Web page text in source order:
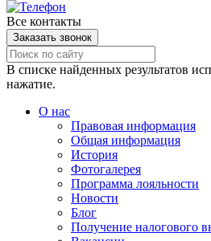
Все контакты
Заказать звонок
В списке найденных результатов
нажатие.
О нас
Правовая информация
Общая информация
История
Фотогалерея
Программа лояльности
Новости
Блог
Получение налогового